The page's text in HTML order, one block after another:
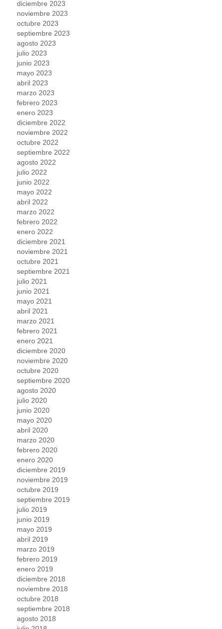
diciembre 2023
noviembre 2023
octubre 2023
septiembre 2023
agosto 2023
julio 2023
junio 2023
mayo 2023
abril 2023
marzo 2023
febrero 2023
enero 2023
diciembre 2022
noviembre 2022
octubre 2022
septiembre 2022
agosto 2022
julio 2022
junio 2022
mayo 2022
abril 2022
marzo 2022
febrero 2022
enero 2022
diciembre 2021
noviembre 2021
octubre 2021
septiembre 2021
julio 2021
junio 2021
mayo 2021
abril 2021
marzo 2021
febrero 2021
enero 2021
diciembre 2020
noviembre 2020
octubre 2020
septiembre 2020
agosto 2020
julio 2020
junio 2020
mayo 2020
abril 2020
marzo 2020
febrero 2020
enero 2020
diciembre 2019
noviembre 2019
octubre 2019
septiembre 2019
julio 2019
junio 2019
mayo 2019
abril 2019
marzo 2019
febrero 2019
enero 2019
diciembre 2018
noviembre 2018
octubre 2018
septiembre 2018
agosto 2018